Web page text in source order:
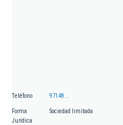
Teléfono 97148...
Forma
Jurídica
Sociedad limitada